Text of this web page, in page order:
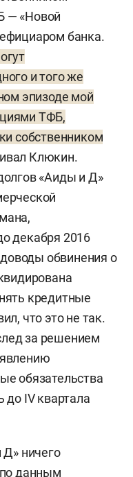
— «Новой
банка.
и того же
эпизоде мой
ТФБ,
собственником
Клюкин.
«Аиды и Д»
декабря 2016
обвинения о
кредитные
что это не так.
за решением
обязательства
до IV квартала
Д» ничего
данным